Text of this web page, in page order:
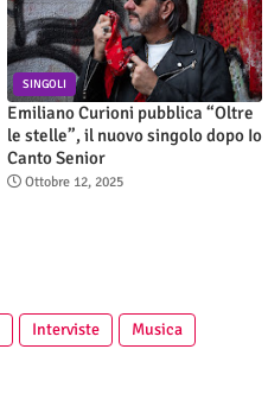
SINGOLI
Emiliano Curioni pubblica “Oltre
le stelle”, il nuovo singolo dopo Io
Canto Senior
Ottobre 12, 2025
Interviste
Musica